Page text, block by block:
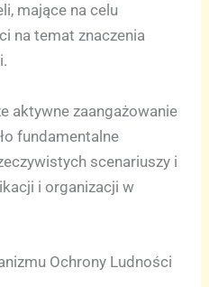
mające na celu
na temat znaczenia
aktywne zaangażowanie
fundamentalne
scenariuszy i
i organizacji w
Ochrony Ludności